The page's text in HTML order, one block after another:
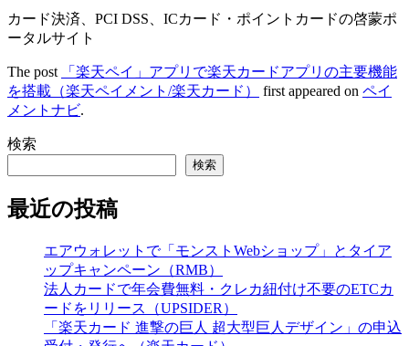
カード決済、PCI DSS、ICカード・ポイントカードの啓蒙ポ
ータルサイト
The post
「楽天ペイ」アプリで楽天カードアプリの主要機能
を搭載（楽天ペイメント/楽天カード）
first appeared on ペイ
メントナビ.
検索
検索
最近の投稿
エアウォレットで「モンストWebショップ」とタイア
ップキャンペーン（RMB）
法人カードで年会費無料・クレカ紐付け不要のETCカ
ードをリリース（UPSIDER）
「楽天カード 進撃の巨人 超大型巨人デザイン」の申込